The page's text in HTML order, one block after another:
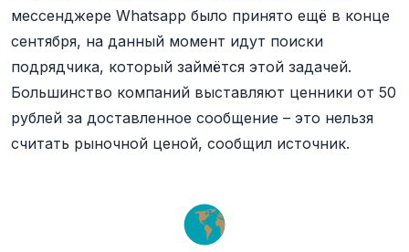
мессенджере Whatsapp было принято ещё в конце
сентября, на данный момент идут поиски
подрядчика, который займётся этой задачей.
Большинство компаний выставляют ценники от 50
рублей за доставленное сообщение – это нельзя
считать рыночной ценой, сообщил источник.